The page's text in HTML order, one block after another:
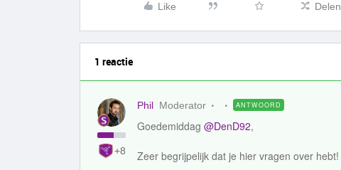
Like Delen
1 reactie
+8
Phil Moderator ANTWOORD
Goedemiddag @DenD92,
Zeer begrijpelijk dat je hier vragen over hebt!